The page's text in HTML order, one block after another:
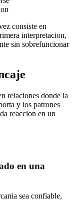
consiste en
interpretacion,
sin sobrefuncionar
relaciones donde la
y los patrones
reaccion en un
en una
sea confiable,